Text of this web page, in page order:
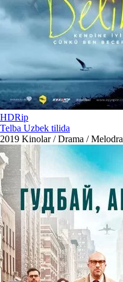
HDRip
Telba Uzbek tilida
2019 Kinolar / Drama /